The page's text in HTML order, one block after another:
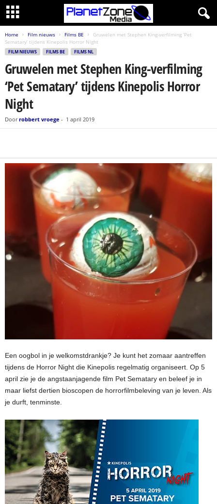
Home Film nieuws Films BE
Gruwelen met Stephen King-verfilming ‘Pet
Sematary’ tijdens Kinepolis Horror Night
FILM NIEUWS FILMS BE FILMS NL
Gruwelen met Stephen King-verfilming
‘Pet Sematary’ tijdens Kinepolis Horror
Night
Door robbert vroege - 1 april 2019
Een oogbol in je welkomstdrankje? Je kunt het zomaar aantreffen
tijdens de Horror Night die Kinepolis regelmatig organiseert. Op 5
april zie je de angstaanjagende film Pet Sematary en beleef je in
maar liefst dertien bioscopen de horrorfilmbeleving van je leven. Als
je durft, tenminste.